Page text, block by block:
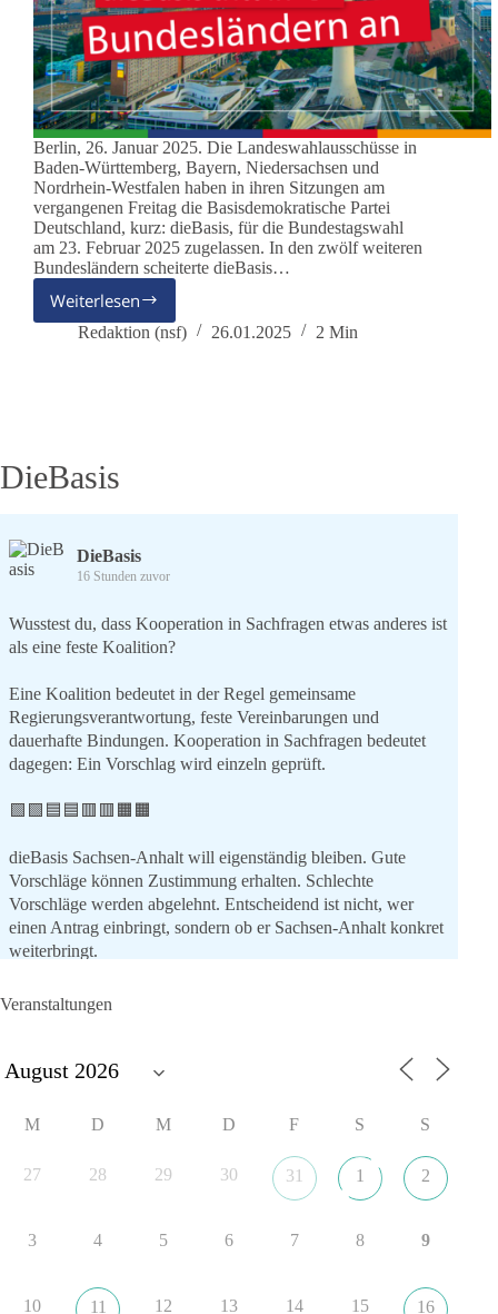
Berlin, 26. Januar 2025. Die Landeswahlausschüsse in
Baden-Württemberg, Bayern, Niedersachsen und
Nordrhein-Westfalen haben in ihren Sitzungen am
vergangenen Freitag die Basisdemokratische Partei
Deutschland, kurz: dieBasis, für die Bundestagswahl
am 23. Februar 2025 zugelassen. In den zwölf weiteren
Bundesländern scheiterte dieBasis…
Weiterlesen
dieBasis
ist
zugelassen
Redaktion (nsf) 26.01.2025 2 Min
DieBasis
DieBasis
16 Stunden zuvor
Wusstest du, dass Kooperation in Sachfragen etwas anderes ist
als eine feste Koalition?
Eine Koalition bedeutet in der Regel gemeinsame
Regierungsverantwortung, feste Vereinbarungen und
dauerhafte Bindungen. Kooperation in Sachfragen bedeutet
dagegen: Ein Vorschlag wird einzeln geprüft.
🟩🟩🟦🟦🟥🟥🟧🟧
dieBasis Sachsen-Anhalt will eigenständig bleiben. Gute
Vorschläge können Zustimmung erhalten. Schlechte
Vorschläge werden abgelehnt. Entscheidend ist nicht, wer
einen Antrag einbringt, sondern ob er Sachsen-Anhalt konkret
weiterbringt.
Ablehnung. Keine politische Verschmelzung.
Entscheidungen? 👇
#dieBasis #SachsenAnhalt #Landtagswahl2026
#Kooperation
21 Stunden zuvor
Veranstaltungen
M D M D F S S
27 28 29 30 31 1 2
3 4 5 6 7 8 9
10 11 12 13 14 15 16